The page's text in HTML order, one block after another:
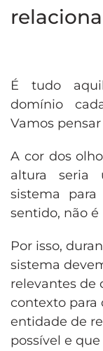
É tudo
domínio
Vamos
A cor dos
altura seria
sistema
sentido, não é
Por isso,
sistema
relevantes de
contexto para
entidade de
possível e